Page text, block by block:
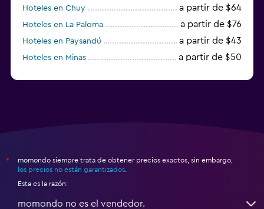
Hoteles en Chuy a partir de $64
Hoteles en La Paloma a partir de $76
Hoteles en Paysandú a partir de $43
Hoteles en Minas a partir de $50
*
momondo siempre trata de obtener precios exactos, sin embargo,
los precios no están garantizados
Esta es la razón:
momondo no es el vendedor.